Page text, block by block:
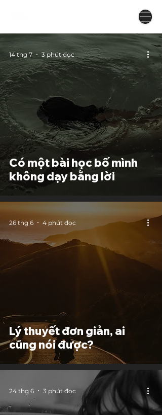
Có một bài học bố mình
không dạy bằng lời
14 thg 7 3 phút đọc
Lý thuyết đơn giản, ai
cũng nói được?
26 thg 6 4 phút đọc
24 thg 6 3 phút đọc